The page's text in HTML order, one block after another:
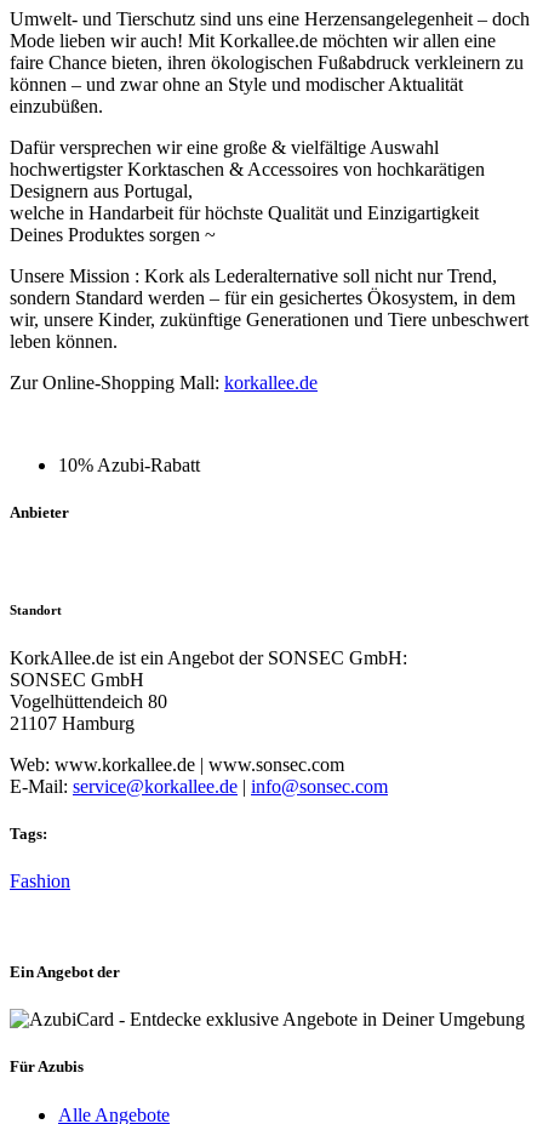
Umwelt- und Tierschutz sind uns eine Herzensangelegenheit – doch
Mode lieben wir auch! Mit Korkallee.de möchten wir allen eine
faire Chance bieten, ihren ökologischen Fußabdruck verkleinern zu
können – und zwar ohne an Style und modischer Aktualität
einzubüßen.
Dafür versprechen wir eine große & vielfältige Auswahl
hochwertigster Korktaschen & Accessoires von hochkarätigen
Designern aus Portugal,
welche in Handarbeit für höchste Qualität und Einzigartigkeit
Deines Produktes sorgen ~
Unsere Mission : Kork als Lederalternative soll nicht nur Trend,
sondern Standard werden – für ein gesichertes Ökosystem, in dem
wir, unsere Kinder, zukünftige Generationen und Tiere unbeschwert
leben können.
Zur Online-Shopping Mall: korkallee.de
10% Azubi-Rabatt
Anbieter
Standort
KorkAllee.de ist ein Angebot der SONSEC GmbH:
SONSEC GmbH
Vogelhüttendeich 80
21107 Hamburg
Web: www.korkallee.de | www.sonsec.com
E-Mail: service@korkallee.de | info@sonsec.com
Tags:
Fashion
Ein Angebot der
Für Azubis
Alle Angebote